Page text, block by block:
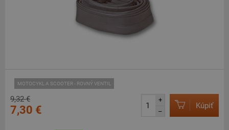
MOTOCYKL A SCOOTER - ROVNÝ VENTIL
9,32 €
7,30 €
+
–
Kúpiť